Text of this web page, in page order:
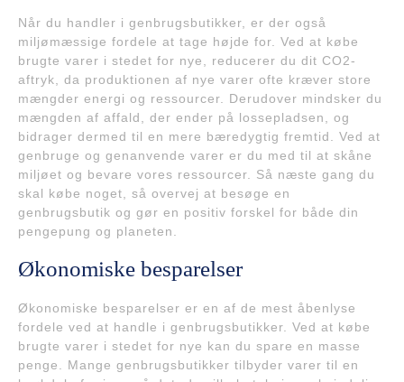
Når du handler i genbrugsbutikker, er der også
miljømæssige fordele at tage højde for. Ved at købe
brugte varer i stedet for nye, reducerer du dit CO2-
aftryk, da produktionen af nye varer ofte kræver store
mængder energi og ressourcer. Derudover mindsker du
mængden af affald, der ender på lossepladsen, og
bidrager dermed til en mere bæredygtig fremtid. Ved at
genbruge og genanvende varer er du med til at skåne
miljøet og bevare vores ressourcer. Så næste gang du
skal købe noget, så overvej at besøge en
genbrugsbutik og gør en positiv forskel for både din
pengepung og planeten.
Økonomiske besparelser
Økonomiske besparelser er en af de mest åbenlyse
fordele ved at handle i genbrugsbutikker. Ved at købe
brugte varer i stedet for nye kan du spare en masse
penge. Mange genbrugsbutikker tilbyder varer til en